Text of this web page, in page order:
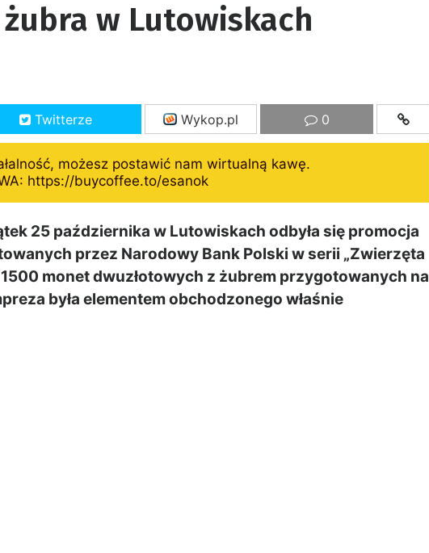
w Lutowiskach
Twitterze Wykop.pl 0
możesz postawić nam wirtualną kawę.
https://buycoffee.to/esanok
25 października w Lutowiskach odbyła się promocja
przez Narodowy Bank Polski w serii „Zwierzęta
1500 monet dwuzłotowych z żubrem przygotowanych na
była elementem obchodzonego właśnie